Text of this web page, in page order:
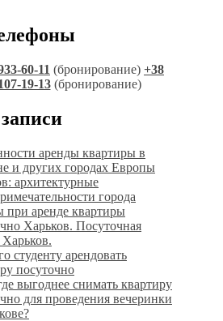
60-11 (бронирование) +38
19-13(бронирование)
аренды квартиры в
и других городах Европы
архитектурные
города
при аренде квартиры
Харьков. Посуточная
Харьков.
студенту арендовать
посуточно
выгоднее снимать квартиру
для проведения вечеринки